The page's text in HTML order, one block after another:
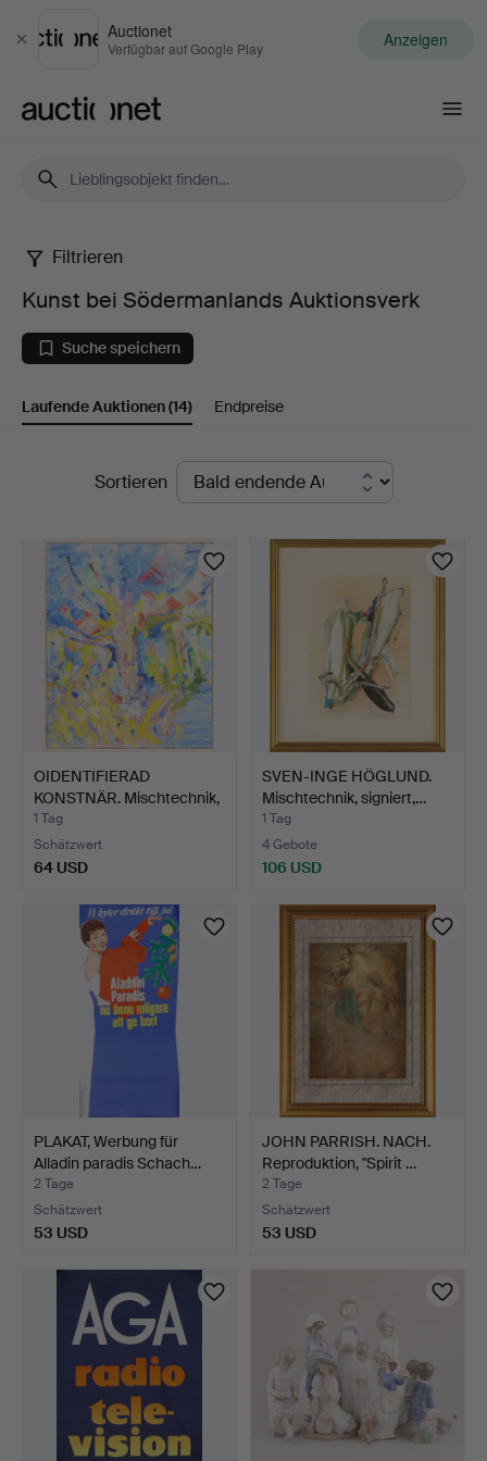
Schließen
Auctionet
Verfügbar auf Google Play Anzeigen
Kunst
bei
Södermanlands
Auktionsverk
Filtrieren
Kunst bei Södermanlands Auktionsverk
Suche speichern
Laufende Auktionen(14) Endpreise
LaufendeSortieren
OIDENTIFIERAD
KONSTNÄR. Mischtechnik,
sign…
1 Tag
Schätzwert
64 USD
SVEN-INGE HÖGLUND.
Mischtechnik, signiert,…
1 Tag
4 Gebote
106 USD
PLAKAT, Werbung für
Alladin paradis Schach…
2 Tage
Schätzwert
53 USD
JOHN PARRISH. NACH.
Reproduktion, "Spirit …
2 Tage
Schätzwert
53 USD